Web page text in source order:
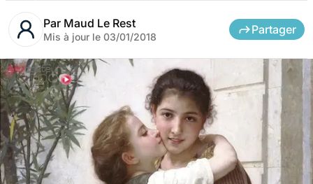
Par Maud Le Rest
Mis à jour le 03/01/2018
Partager